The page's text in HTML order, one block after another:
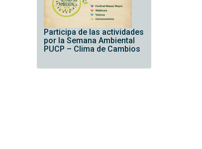
Participa de las actividades
por la Semana Ambiental
PUCP – Clima de Cambios